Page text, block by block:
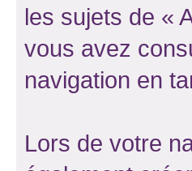
les sujets de «
vous avez
navigation en
Lors de votre